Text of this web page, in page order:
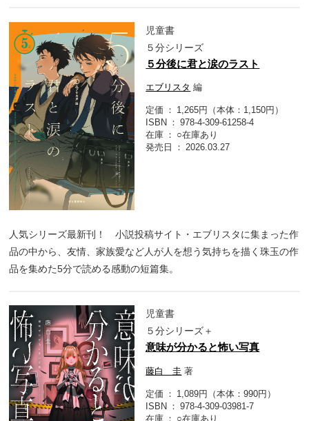
児童書
５分シリーズ
５分後に君と涙のラスト
エブリスタ 編
定価
1,265円（本体：1,150円）
ISBN
978-4-309-61258-4
在庫
○在庫あり
発売日
2026.03.27
人気シリーズ最新刊！ 小説投稿サイト・エブリスタに集まった作
品の中から、友情、家族愛など人が人を想う気持ちを描く珠玉の作
品を集めた5分で読める感動の短篇集。
児童書
５分シリーズ＋
意味が分かると怖い写真
藤白 圭 著
定価
1,089円（本体：990円）
ISBN
978-4-309-03981-7
在庫
○在庫あり